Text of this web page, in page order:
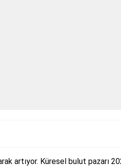
artıyor. Küresel bulut pazarı